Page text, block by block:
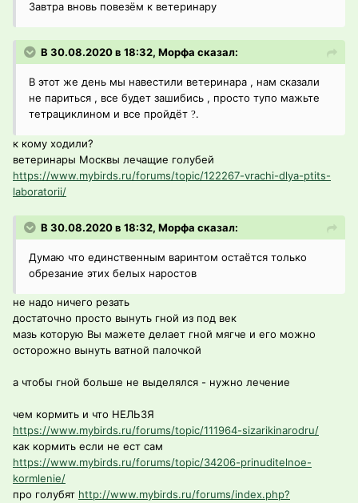
Завтра вновь повезём к ветеринару
В 30.08.2020 в 18:32, Морфа сказал:
В этот же день мы навестили ветеринара , нам сказали
не париться , все будет зашибись , просто тупо мажьте
тетрациклином и все пройдёт ?.
к кому ходили?
ветеринары Москвы лечащие голубей
https://www.mybirds.ru/forums/topic/122267-vrachi-dlya-ptits-
laboratorii/
В 30.08.2020 в 18:32, Морфа сказал:
Думаю что единственным варинтом остаётся только
обрезание этих белых наростов
не надо ничего резать
достаточно просто вынуть гной из под век
мазь которую Вы мажете делает гной мягче и его можно
осторожно вынуть ватной палочкой
а чтобы гной больше не выделялся - нужно лечение
чем кормить и что НЕЛЬЗЯ
https://www.mybirds.ru/forums/topic/111964-sizarikinarodru/
как кормить если не ест сам
https://www.mybirds.ru/forums/topic/34206-prinuditelnoe-
kormlenie/
про голубят http://www.mybirds.ru/forums/index.php?